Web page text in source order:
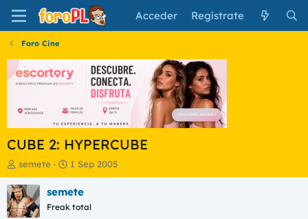
Acceder Regístrate
Foro Cine
CUBE 2: HYPERCUBE
I
n
i
c
i
semete
F
e
c
a
1 Sep 2005
semete
Freak total